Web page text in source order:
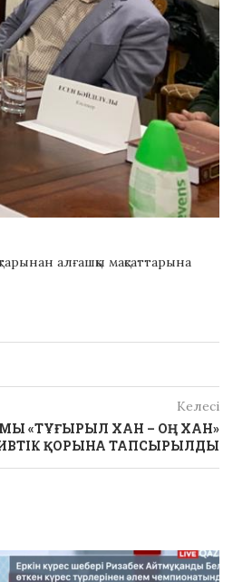
алғашқы мақсаттарына
Келесі
«ТҰҒЫРЫЛ ХАН – ОҢ ХАН»
ҚОРЫНА ТАПСЫРЫЛДЫ